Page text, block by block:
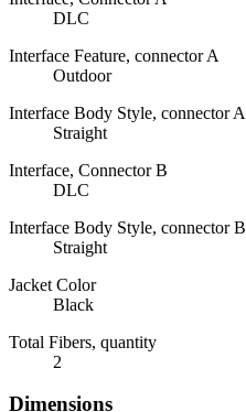
DLC
Interface Feature, connector A
Outdoor
Interface Body Style, connector A
Straight
Interface, Connector B
DLC
Interface Body Style, connector B
Straight
Jacket Color
Black
Total Fibers, quantity
2
Dimensions